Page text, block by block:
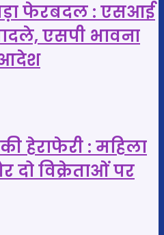
फेरबदल : एसआई
एसपी भावना
आदेश
हेराफेरी : महिला
दो विक्रेताओं पर